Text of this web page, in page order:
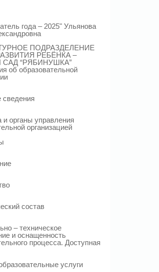
года – 2025" Ульянова
ПОДРАЗДЕЛЕНИЕ
РЕБЁНКА –
САД “РЯБИНУШКА”
об образовательной
и органы управления
организацией
состав
– техническое
и оснащенность
процесса. Доступная
услуги